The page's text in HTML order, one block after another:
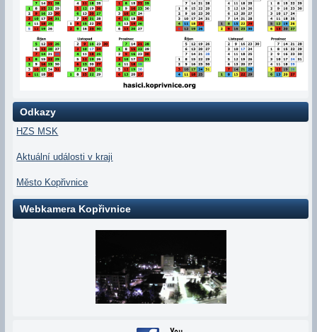
Odkazy
HZS MSK
Aktuální události v kraji
Město Kopřivnice
Webkamera Kopřivnice